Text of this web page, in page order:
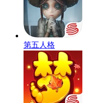
第五人格